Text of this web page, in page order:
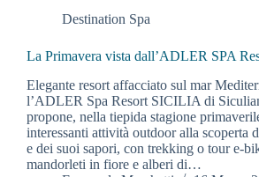
Destination Spa
La Primavera vista dall’ADLER SPA
Elegante resort affacciato sul mar
l’ADLER Spa Resort SICILIA di
propone, nella tiepida stagione
interessanti attività outdoor alla scoperta
e dei suoi sapori, con trekking o tour e-
mandorleti in fiore e alberi di…